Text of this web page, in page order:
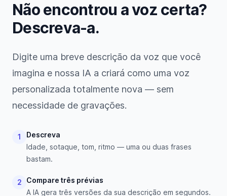
Não encontrou a voz certa?
Descreva-a.
Digite uma breve descrição da voz que você
imagina e nossa IA a criará como uma voz
personalizada totalmente nova — sem
necessidade de gravações.
1
Descreva
Idade, sotaque, tom, ritmo — uma ou duas frases
bastam.
2
Compare três prévias
A IA gera três versões da sua descrição em segundos.